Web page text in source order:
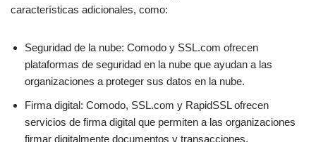
características adicionales, como:
Seguridad de la nube: Comodo y SSL.com ofrecen
plataformas de seguridad en la nube que ayudan a las
organizaciones a proteger sus datos en la nube.
Firma digital: Comodo, SSL.com y RapidSSL ofrecen
servicios de firma digital que permiten a las organizaciones
firmar digitalmente documentos y transacciones.